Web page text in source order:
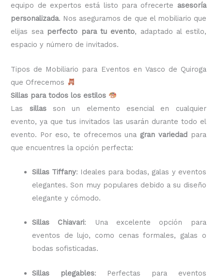
equipo de expertos está listo para ofrecerte asesoría
personalizada. Nos aseguramos de que el mobiliario que
elijas sea perfecto para tu evento, adaptado al estilo,
espacio y número de invitados.
Tipos de Mobiliario para Eventos en Vasco de Quiroga
que Ofrecemos
Sillas para todos los estilos
Las sillasson un elemento esencial en cualquier
evento, ya que tus invitados las usarán durante todo el
evento. Por eso, te ofrecemos una gran variedadpara
que encuentres la opción perfecta:
Sillas Tiffany: Ideales para bodas, galas y eventos
elegantes. Son muy populares debido a su diseño
elegante y cómodo.
Sillas Chiavari: Una excelente opción para
eventos de lujo, como cenas formales, galas o
bodas sofisticadas.
Sillas plegables: Perfectas para eventos